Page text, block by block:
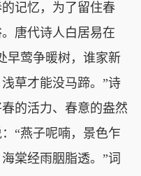
记忆，为了留住春
唐代诗人白居易在
早莺争暖树，谁家新
草才能没马蹄。”诗
的活力、春意的盎然
“燕子呢喃，景色乍
棠经雨胭脂透。”词